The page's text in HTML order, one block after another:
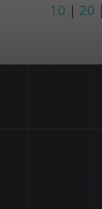
10 | 20 |